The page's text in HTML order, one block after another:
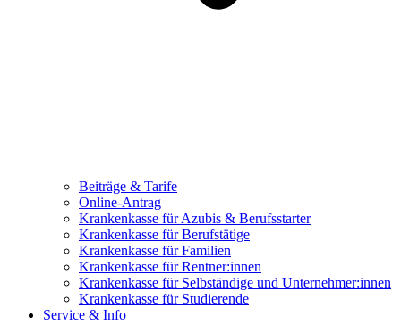
Beiträge & Tarife
Online-Antrag
Krankenkasse für Azubis & Berufsstarter
Krankenkasse für Berufstätige
Krankenkasse für Familien
Krankenkasse für Rentner:innen
Krankenkasse für Selbständige und Unternehmer:innen
Krankenkasse für Studierende
Service & Info